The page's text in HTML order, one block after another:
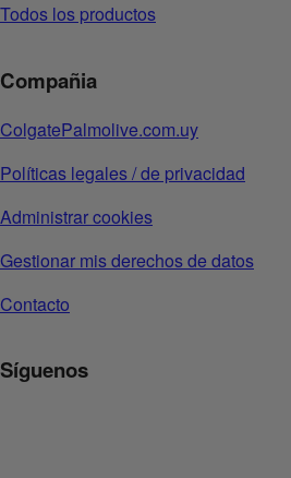
Todos los productos
Compañia
ColgatePalmolive.com.uy
Políticas legales / de privacidad
Administrar cookies
Gestionar mis derechos de datos
Contacto
Síguenos